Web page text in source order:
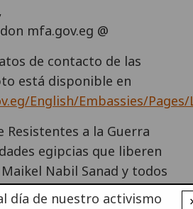
mfa.gov.eg @
de contacto de las
está disponible en
English/Embassies/
Resistentes a la Guerra
egipcias que liberen
Nabil Sanad y todos
detenidos durante y
día de nuestro activismo